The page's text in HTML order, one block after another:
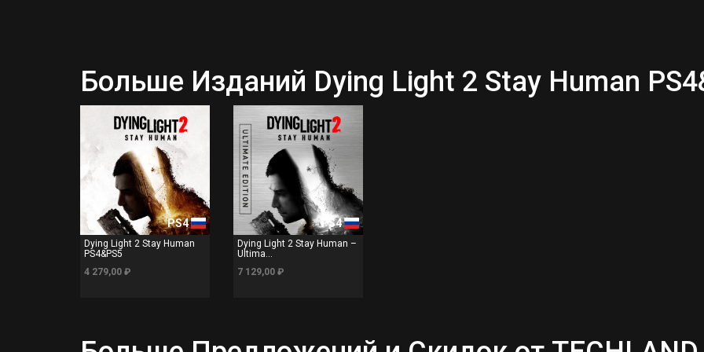
Больше Изданий Dying Light 2 Stay Human
PS4
Dying Light 2 Stay Human
PS4&PS5
4 279,00 ₽
PS4
Dying Light 2 Stay Human –
Ultima...
7 129,00 ₽